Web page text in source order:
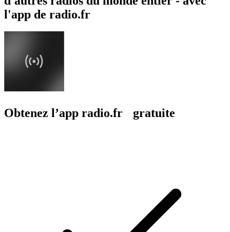
l'app de radio.fr
Obtenez l’app radio.fr gratuite